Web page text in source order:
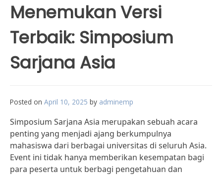
Menemukan Versi
Terbaik: Simposium
Sarjana Asia
Posted on April 10, 2025 by adminemp
Simposium Sarjana Asia merupakan sebuah acara
penting yang menjadi ajang berkumpulnya
mahasiswa dari berbagai universitas di seluruh Asia.
Event ini tidak hanya memberikan kesempatan bagi
para peserta untuk berbagi pengetahuan dan